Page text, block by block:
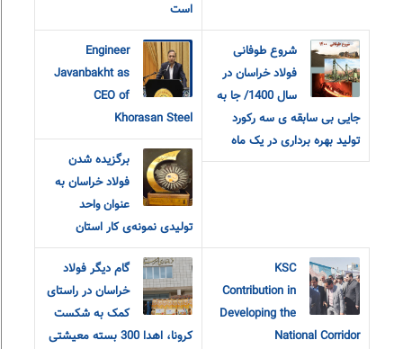
است
شروع طوفانی
فولاد خراسان در
سال 1400/ جا به
جایی بی سابقه ی سه رکورد
تولید بهره برداری در یک ماه
Engineer
Javanbakht as
CEO of
Khorasan Steel
برگزیده شدن
فولاد خراسان به
عنوان واحد
تولیدی نمونه‌ی کار استان
KSC
Contribution in
Developing the
National Corridor
گام دیگر فولاد
خراسان در راستای
کمک به شکست
کرونا، اهدا 300 بسته معیشتی